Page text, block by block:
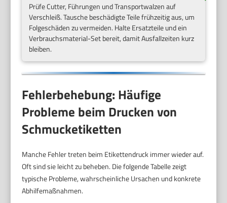
Prüfe Cutter, Führungen und Transportwalzen auf
Verschleiß. Tausche beschädigte Teile frühzeitig aus, um
Folgeschäden zu vermeiden. Halte Ersatzteile und ein
Verbrauchsmaterial-Set bereit, damit Ausfallzeiten kurz
bleiben.
Fehlerbehebung: Häufige
Probleme beim Drucken von
Schmucketiketten
Manche Fehler treten beim Etikettendruck immer wieder auf.
Oft sind sie leicht zu beheben. Die folgende Tabelle zeigt
typische Probleme, wahrscheinliche Ursachen und konkrete
Abhilfemaßnahmen.